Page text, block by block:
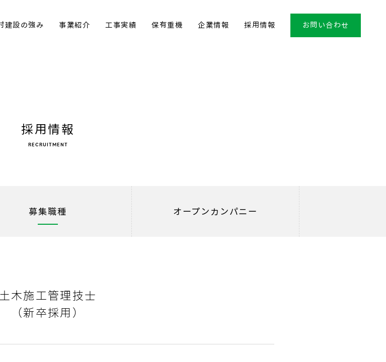
建設の強み 事業紹介 工事実績 保有重機 企業情報 採用情報 お問い合わせ
採用情報
RECRUITMENT
募集職種 オープン カンパニー
土木施工管理技士
（新卒採用）